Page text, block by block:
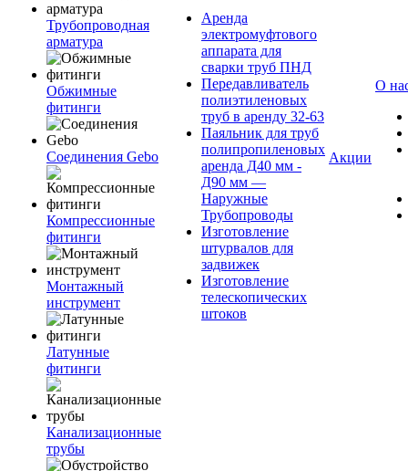
Трубопроводная
арматура
Обжимные
фитинги
Соединения Gebo
Компрессионные
фитинги
Монтажный
инструмент
Латунные
фитинги
Канализационные
трубы
Аренда
электромуфтового
аппарата для
сварки труб ПНД
Передавливатель
полиэтиленовых
труб в аренду 32-63
Паяльник для труб
полипропиленовых
аренда Д40 мм -
Д90 мм —
Наружные
Трубопроводы
Изготовление
штурвалов для
задвижек
Изготовление
телескопических
штоков
Акции
О